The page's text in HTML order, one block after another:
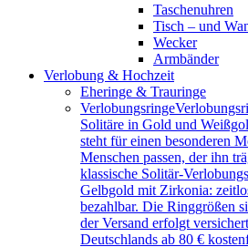
Taschenuhren
Tisch – und
Wecker
Armbänder
Verlobung & Hochzeit
Eheringe & Trauringe
Verlobungsringe
Solitäre in Gold und
steht für einen besonderen
Menschen passen, der ihn
klassische Solitär-
Gelbgold mit Zirkonia:
bezahlbar. Die Ringgrößen
der Versand erfolgt
Deutschlands ab 80 €